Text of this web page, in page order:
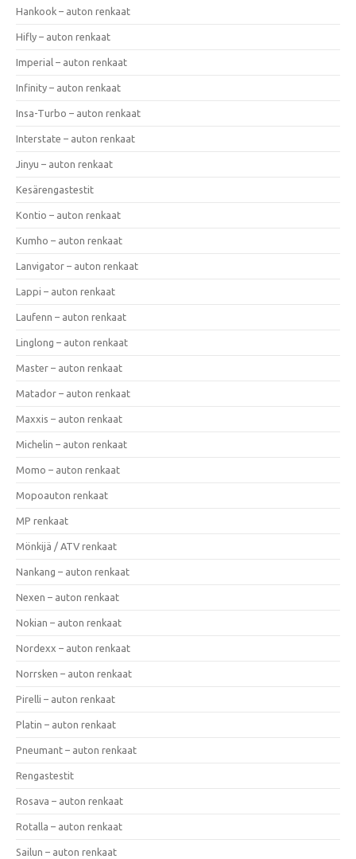
Hankook – auton renkaat
Hifly – auton renkaat
Imperial – auton renkaat
Infinity – auton renkaat
Insa-Turbo – auton renkaat
Interstate – auton renkaat
Jinyu – auton renkaat
Kesärengastestit
Kontio – auton renkaat
Kumho – auton renkaat
Lanvigator – auton renkaat
Lappi – auton renkaat
Laufenn – auton renkaat
Linglong – auton renkaat
Master – auton renkaat
Matador – auton renkaat
Maxxis – auton renkaat
Michelin – auton renkaat
Momo – auton renkaat
Mopoauton renkaat
MP renkaat
Mönkijä / ATV renkaat
Nankang – auton renkaat
Nexen – auton renkaat
Nokian – auton renkaat
Nordexx – auton renkaat
Norrsken – auton renkaat
Pirelli – auton renkaat
Platin – auton renkaat
Pneumant – auton renkaat
Rengastestit
Rosava – auton renkaat
Rotalla – auton renkaat
Sailun – auton renkaat